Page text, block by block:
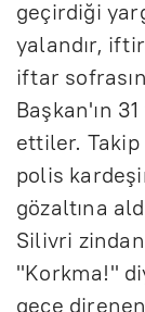
geçirdiği
yalandır,
iftar
Başkan'ın
ettiler.
polis
gözaltına
Silivri
"Korkma!"
gece